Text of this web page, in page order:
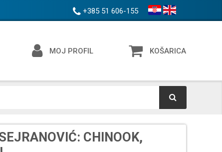
+385 51 606-155
MOJ PROFIL KOŠARICA
CHINOOK,